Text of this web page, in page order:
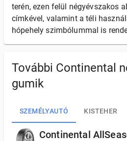
terén, ezen felül négyévszakos
címkével, valamint a téli
hópehely szimbólummal is
További Continental
gumik
SZEMÉLYAUTÓ KISTEHER
Continental